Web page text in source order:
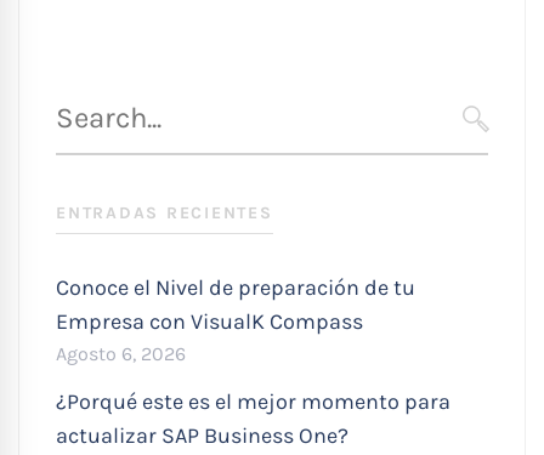
para
ENTRADAS RECIENTES
Conoce el Nivel de preparación de tu
Empresa con VisualK Compass
Agosto 6, 2026
¿Porqué este es el mejor momento para
actualizar SAP Business One?